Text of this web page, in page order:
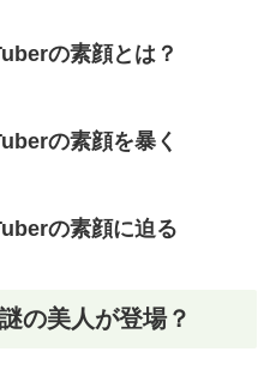
の素顔とは？
の素顔を暴く
の素顔に迫る
の美人が登場？